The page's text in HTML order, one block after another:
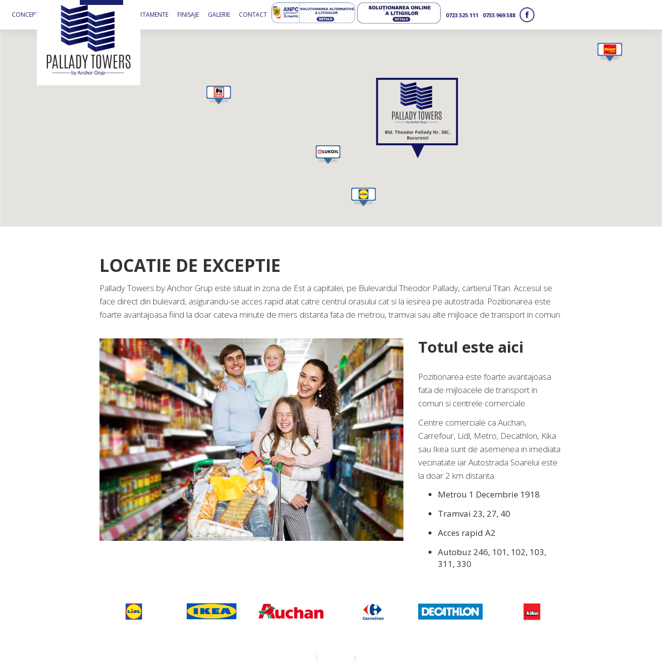
LOCATIE DE EXCEPTIE
Pallady Towers by Anchor Grup este situat in zona de Est a capitalei, pe Bulevardul Theodor Pallady, cartierul Titan. Accesul se
face direct din bulevard, asigurandu-se acces rapid atat catre centrul orasului cat si la iesirea pe autostrada. Pozitionarea este
foarte avantajoasa fiind la doar cateva minute de mers distanta fata de metrou, tramvai sau alte mijloace de transport in comun.
Totul este aici
Pozitionarea este foarte avantajoasa
fata de mijloacele de transport in
comun si centrele comerciale.
Centre comerciale ca Auchan,
Carrefour, Lidl, Metro, Decathlon, Kika
sau Ikea sunt de asemenea in imediata
vecinatate iar Autostrada Soarelui este
la doar 2 km distanta.
Metrou 1 Decembrie 1918
Tramvai 23, 27, 40
Acces rapid A2
Autobuz 246, 101, 102, 103,
311, 330
CONCEPT AVANTAJE LOCALIZARE APARTAMENTE FINISAJE GALERIE CONTACT 0723.525.111 0733.969.588